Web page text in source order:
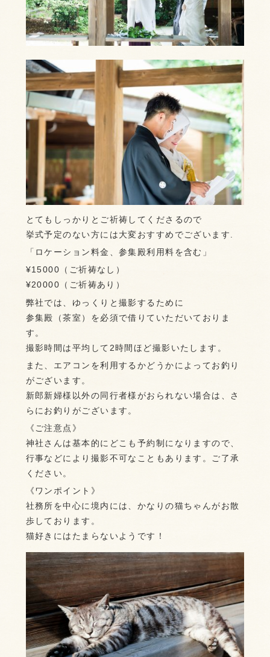
とてもしっかりとご祈祷してくださるので
挙式予定のない方には大変おすすめでございます.
「ロケーション料金、参集殿利用料を含む」
¥15000（ご祈祷なし）
¥20000（ご祈祷あり）
弊社では、ゆっくりと撮影するために
参集殿（茶室）を必須で借りていただいておりま
す。
撮影時間は平均して2時間ほど撮影いたします。
また、エアコンを利用するかどうかによってお釣り
がございます。
新郎新婦様以外の同行者様がおられない場合は、さ
らにお釣りがございます。
《ご注意点》
神社さんは基本的にどこも予約制になりますので、
行事などにより撮影不可なこともあります。ご了承
ください。
《ワンポイント》
社務所を中心に境内には、かなりの猫ちゃんがお散
歩しております。
猫好きにはたまらないようです！